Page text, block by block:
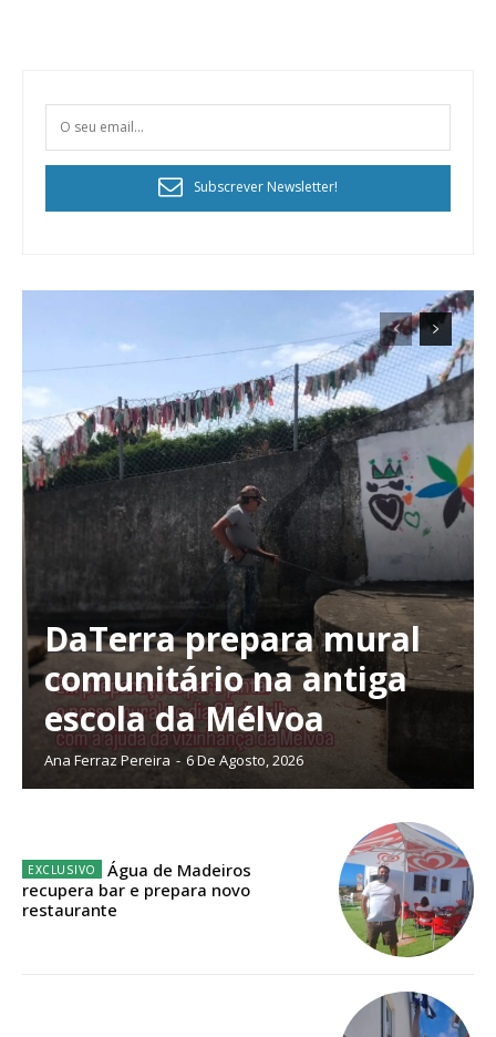
Planos de Assinatura
Subscrever Newsletter!
DaTerra prepara mural
comunitário na antiga
escola da Mélvoa
Ana Ferraz Pereira - 6 De Agosto, 2026
Água de Madeiros
recupera bar e prepara novo
restaurante